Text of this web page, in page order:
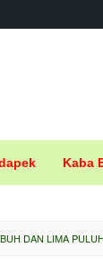
Kaba
DAN LIMA